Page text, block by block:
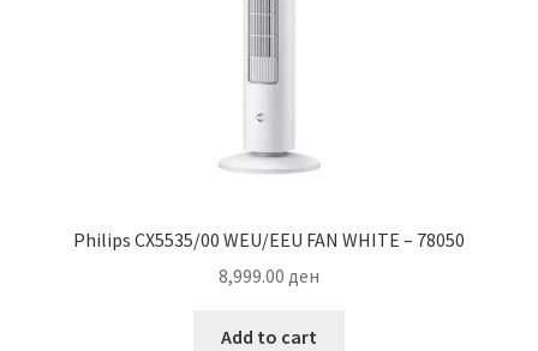
Philips CX5535/00 WEU/EEU FAN WHITE – 78050
8,999.00 ден
Add to cart